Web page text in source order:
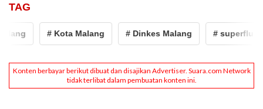
TAG
# Kota Malang # Dinkes Malang # superflu